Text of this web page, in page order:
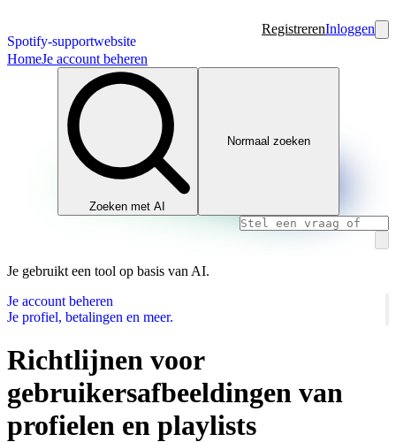
Spotify-supportwebsite
RegistrerenInloggen
HomeJe account beheren
Zoeken met AI
Normaal zoeken
Je gebruikt een tool op basis van AI.
Je account beheren
Je profiel, betalingen en meer.
Richtlijnen voor
gebruikersafbeeldingen van
profielen en playlists